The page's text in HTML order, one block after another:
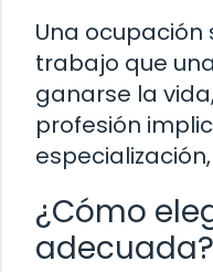
Una ocupación
trabajo que
ganarse la
profesión
¿Cómo
adecuada?